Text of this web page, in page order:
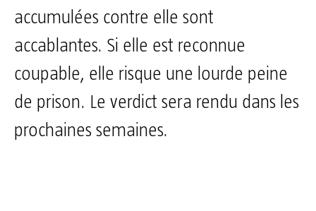
accumulées contre elle sont
accablantes. Si elle est reconnue
coupable, elle risque une lourde peine
de prison. Le verdict sera rendu dans les
prochaines semaines.